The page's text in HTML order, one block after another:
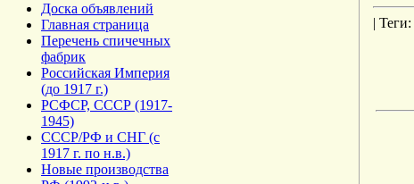
Доска объявлений
Главная страница
Перечень спичечных
фабрик
Российская Империя
(до 1917 г.)
РСФСР, СССР (1917-
1945)
СССР/РФ и СНГ (с
1917 г. по н.в.)
Новые производства
| Теги: